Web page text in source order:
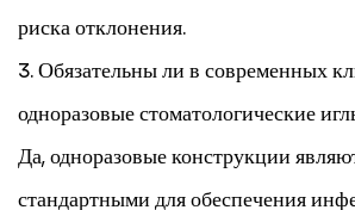
риска отклонения.
3. Обязательны ли в современных
одноразовые стоматологические
Да, одноразовые конструкции
стандартными для обеспечения